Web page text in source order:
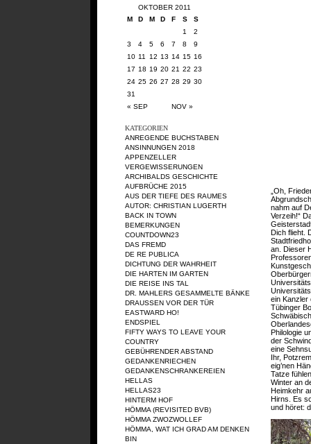
OKTOBER 2011
M
D M D F S S
« SEP NOV »
1
2
3
4 5 6 7 8
9
10 11 12 13 14 15 16
17 18 19 20 21 22 23
24 25 26 27 28 29 30
31
KATEGORIEN
ANREGENDE BUCHSTABEN
ANSINNUNGEN 2018
APPENZELLER
VERGEWISSERUNGEN
ARCHIBALDS GESCHICHTE
AUFBRÜCHE 2015
AUS DER TIEFE DES RAUMES
AUTOR: CHRISTIAN LUGERTH
BACK IN TOWN
BEMERKUNGEN
COUNTDOWN23
DAS FREMD
DE RE PUBLICA
DICHTUNG DER WAHRHEIT
DIE HARTEN IM GARTEN
DIE REISE INS TAL
DR. MAHLERS GESAMMELTE BÄNKE
DRAUSSEN VOR DER TÜR
EASTWARD HO!
ENDSPIEL
FIFTY WAYS TO LEAVE YOUR
COUNTRY
GEBÜHRENDER ABSTAND
GEDANKENRIECHEN
GEDANKENSCHRANKEREIEN
HELLAS
HELLAS23
HINTERM HOF
HÖMMA (REVISITED BVB)
HÖMMA ZWOZWOLLEF
HÖMMA, WAT ICH GRAD AM DENKEN
BIN
„Oh,
nahm auf
Verzeih!“
Dich flieht.
an. Dieser
ein Kanzler
Tübinger
Philologie
der
eine
Ihr,
eig’nen
Tatze
Winter an
Heimkehr
Hirns. Es
und höret: